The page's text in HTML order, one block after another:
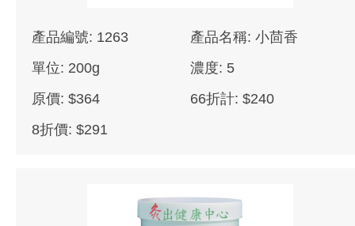
產品編號: 1263
產品名稱: 小茴香
單位: 200g
濃度: 5
原價: $364
66折計: $240
8折價: $291